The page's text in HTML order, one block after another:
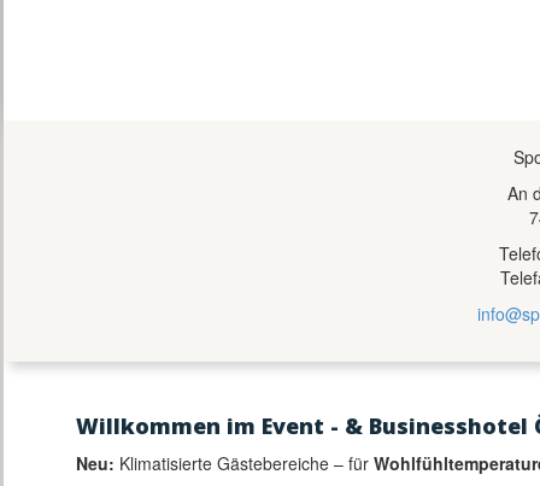
An
Willkommen im Event - & Businesshotel
Neu: Klimatisierte Gästebereiche – für